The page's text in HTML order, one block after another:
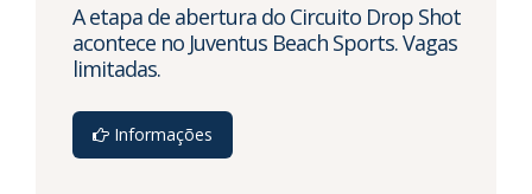
A etapa de abertura do Circuito Drop Shot
acontece no Juventus Beach Sports. Vagas
limitadas.
Informações